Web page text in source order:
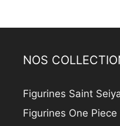
NOS
Figurines Saint
Figurines One Piece